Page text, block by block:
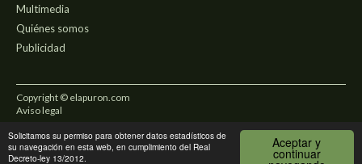
Aceptar y
continuar
Solicitamos su permiso para obtener datos estadísticos de
su navegación en esta web, en cumplimiento del Real
Decreto-ley 13/2012.
Multimedia
Quiénes somos
Publicidad
Copyright © elapuron.com
Aviso legal
Política de privacidad